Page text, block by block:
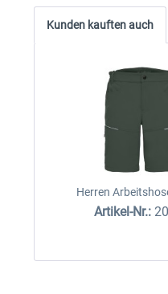
Kunden kauften auch
Herren
Artikel-Nr.: